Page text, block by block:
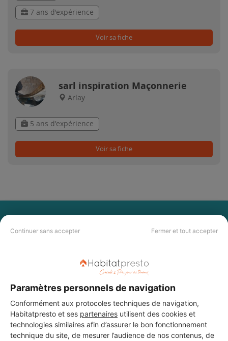
Continuer sans accepter Fermer et tout accepter
Paramètres personnels de navigation
Conformément aux protocoles techniques de navigation,
Habitatpresto et ses partenaires utilisent des cookies et
technologies similaires afin d’assurer le bon fonctionnement
technique du site, de mesurer l’audience de nos contenus, de
7 ans d'expérience
Voir sa fiche
sarl inspiration Maçonnerie
Arlay
5 ans d'expérience
Voir sa fiche
PAS LE TEMPS DE
CHERCHER ?
Vous souhaitez réaliser des travaux et ne savez quel professionnel
choisir ? Demandez des devis travaux
auprès de notre réseau de 5 000
professionnels partout en France.